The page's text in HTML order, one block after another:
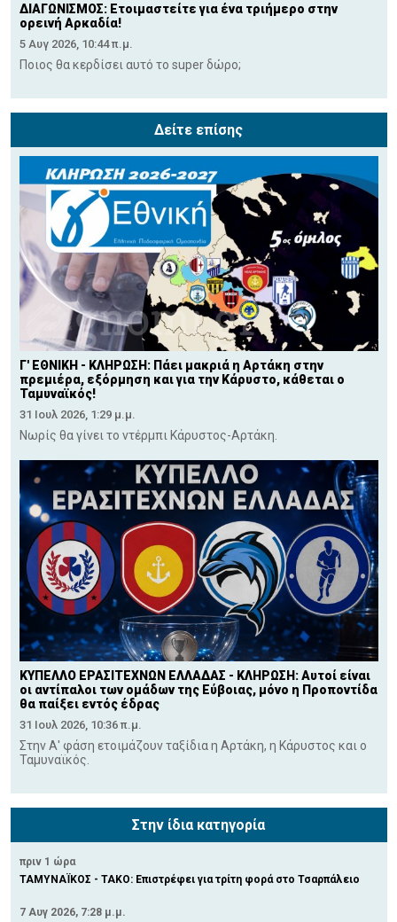
ΔΙΑΓΩΝΙΣΜΟΣ: Ετοιμαστείτε για ένα τριήμερο στην
ορεινή Αρκαδία!
5 Αυγ 2026, 10:44 π.μ.
Ποιος θα κερδίσει αυτό το super δώρο;
Δείτε επίσης
Γ' ΕΘΝΙΚΗ - ΚΛΗΡΩΣΗ: Πάει μακριά η Αρτάκη στην
πρεμιέρα, εξόρμηση και για την Κάρυστο, κάθεται ο
Ταμυναϊκός!
31 Ιουλ 2026, 1:29 μ.μ.
Νωρίς θα γίνει το ντέρμπι Κάρυστος-Αρτάκη.
ΚΥΠΕΛΛΟ ΕΡΑΣΙΤΕΧΝΩΝ ΕΛΛΑΔΑΣ - ΚΛΗΡΩΣΗ: Αυτοί είναι
οι αντίπαλοι των ομάδων της Εύβοιας, μόνο η Προποντίδα
θα παίξει εντός έδρας
31 Ιουλ 2026, 10:36 π.μ.
Στην Α' φάση ετοιμάζουν ταξίδια η Αρτάκη, η Κάρυστος και ο
Ταμυναϊκός.
Στην ίδια κατηγορία
πριν 1 ώρα
ΤΑΜΥΝΑΪΚΟΣ - ΤΑΚΟ: Επιστρέφει για τρίτη φορά στο Τσαρπάλειο
7 Αυγ 2026, 7:28 μ.μ.